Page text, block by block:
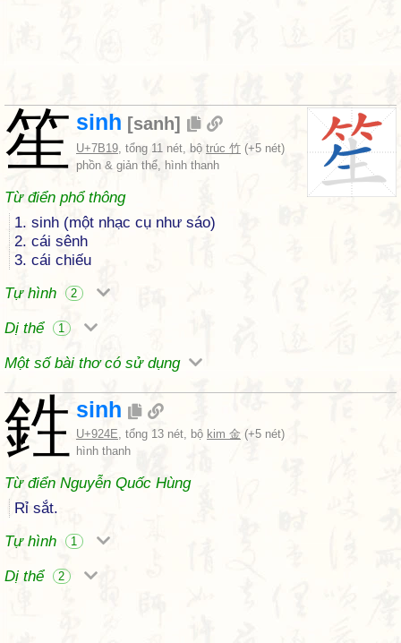
笙 sinh [sanh]
U+7B19, tổng 11 nét, bộ trúc 竹 (+5 nét)
phồn & giản thể, hình thanh
Từ điển phổ thông
1. sinh (một nhạc cụ như sáo)
2. cái sênh
3. cái chiếu
Tự hình
2
Dị thể 1
Một số bài thơ có sử dụng
鉎 sinh
U+924E, tổng 13 nét, bộ kim 金 (+5 nét)
hình thanh
Từ điển Nguyễn Quốc Hùng
Rỉ sắt.
Tự hình
1
Dị thể 2